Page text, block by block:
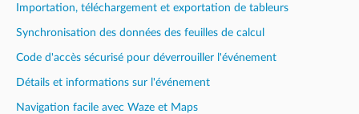
Importation, téléchargement et exportation de tableurs
Synchronisation des données des feuilles de calcul
Code d'accès sécurisé pour déverrouiller l'événement
Détails et informations sur l'événement
Navigation facile avec Waze et Maps